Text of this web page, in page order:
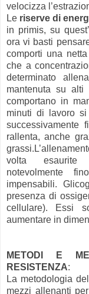
velocizza
Le riserve di
in primis, su
ora vi basti
comporti una
che a
determinato
mantenuta su alti
comportano in
minuti di lavoro si
successivamente
rallenta, anche
grassi.
volta esaurite
notevolmente
impensabili.
presenza di
cellulare). Essi
aumentare in
METODI E
RESISTENZA:
La metodologia
mezzi allenanti